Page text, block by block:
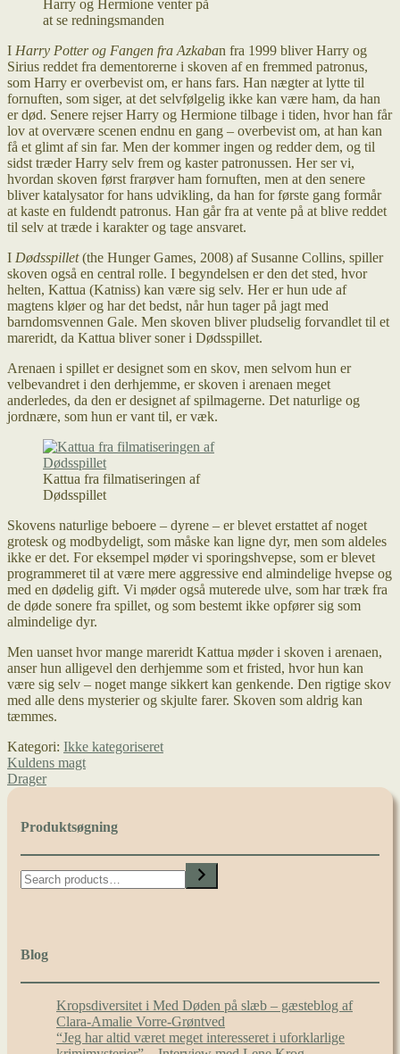
Harry og Hermione venter på
at se redningsmanden
I Harry Potter og Fangen fra Azkaban fra 1999 bliver Harry og
Sirius reddet fra dementorerne i skoven af en fremmed patronus,
som Harry er overbevist om, er hans fars. Han nægter at lytte til
fornuften, som siger, at det selvfølgelig ikke kan være ham, da han
er død. Senere rejser Harry og Hermione tilbage i tiden, hvor han får
lov at overvære scenen endnu en gang – overbevist om, at han kan
få et glimt af sin far. Men der kommer ingen og redder dem, og til
sidst træder Harry selv frem og kaster patronussen. Her ser vi,
hvordan skoven først frarøver ham fornuften, men at den senere
bliver katalysator for hans udvikling, da han for første gang formår
at kaste en fuldendt patronus. Han går fra at vente på at blive reddet
til selv at træde i karakter og tage ansvaret.
I Dødsspillet(the Hunger Games, 2008) af Susanne Collins, spiller
skoven også en central rolle. I begyndelsen er den det sted, hvor
helten, Kattua (Katniss) kan være sig selv. Her er hun ude af
magtens kløer og har det bedst, når hun tager på jagt med
barndomsvennen Gale. Men skoven bliver pludselig forvandlet til et
mareridt, da Kattua bliver soner i Dødsspillet.
Arenaen i spillet er designet som en skov, men selvom hun er
velbevandret i den derhjemme, er skoven i arenaen meget
anderledes, da den er designet af spilmagerne. Det naturlige og
jordnære, som hun er vant til, er væk.
Kattua fra filmatiseringen af
Dødsspillet
Skovens naturlige beboere – dyrene – er blevet erstattet af noget
grotesk og modbydeligt, som måske kan ligne dyr, men som aldeles
ikke er det. For eksempel møder vi sporingshvepse, som er blevet
programmeret til at være mere aggressive end almindelige hvepse og
med en dødelig gift. Vi møder også muterede ulve, som har træk fra
de døde sonere fra spillet, og som bestemt ikke opfører sig som
almindelige dyr.
Men uanset hvor mange mareridt Kattua møder i skoven i arenaen,
anser hun alligevel den derhjemme som et fristed, hvor hun kan
være sig selv – noget mange sikkert kan genkende. Den rigtige skov
med alle dens mysterier og skjulte farer. Skoven som aldrig kan
tæmmes.
Kategori: Ikke kategoriseret
Indlægsnavigation
Forrige
indlæg:
Kuldens magt
Næste
indlæg:
Drager
Produktsøgning
Search
Blog
Kropsdiversitet i Med Døden på slæb – gæsteblog af
Clara-Amalie Vorre-Grøntved
“Jeg har altid været meget interesseret i uforklarlige